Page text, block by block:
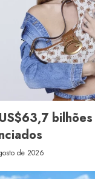
bilhões
de 2026